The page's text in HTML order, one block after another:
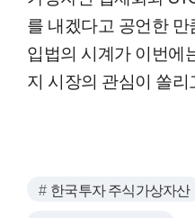
를 내겠다고 공언한
입법의 시계가 이번에
지 시장의 관심이 쏠리
한국투자 주식가상자산